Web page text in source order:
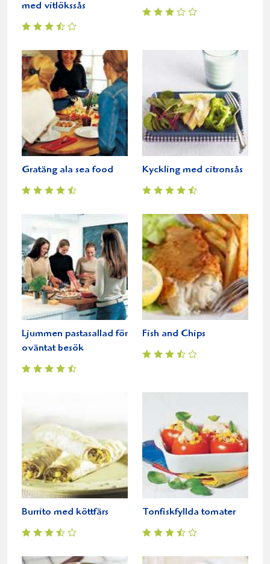
med vitlökssås
Gratäng ala sea food Kyckling med citronsås
Ljummen pastasallad för
oväntat besök
Fish and Chips
Burrito med köttfärs Tonfiskfyllda tomater